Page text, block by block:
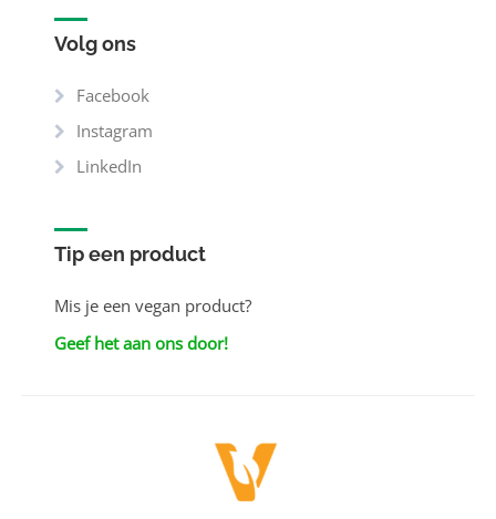
Volg ons
Facebook
Instagram
LinkedIn
Tip een product
Mis je een vegan product?
Geef het aan ons door!